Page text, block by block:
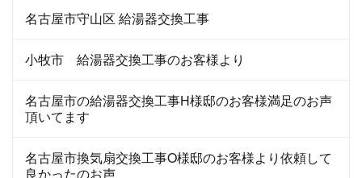
名古屋市守山区 給湯器交換工事
小牧市 給湯器交換工事のお客様より
名古屋市の給湯器交換工事H様邸のお客様満足のお声
頂いてます
名古屋市換気扇交換工事O様邸のお客様より依頼して
良かったのお声